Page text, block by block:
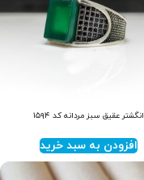
انگشتر عقیق سبز مردانه کد ۱۵۹۴
افزودن به سبد خرید